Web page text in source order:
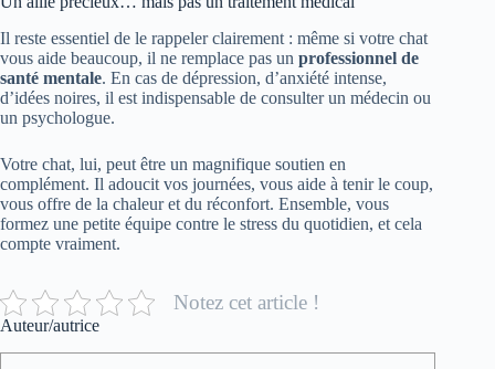
Il reste essentiel de le rappeler clairement : même si votre chat
vous aide beaucoup, il ne remplace pas un professionnel de
santé mentale. En cas de dépression, d’anxiété intense,
d’idées noires, il est indispensable de consulter un médecin ou
un psychologue.
Votre chat, lui, peut être un magnifique soutien en
complément. Il adoucit vos journées, vous aide à tenir le coup,
vous offre de la chaleur et du réconfort. Ensemble, vous
formez une petite équipe contre le stress du quotidien, et cela
compte vraiment.
Notez cet article !
Auteur/autrice